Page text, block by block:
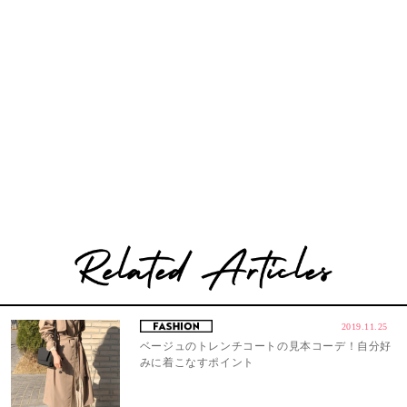
2019.11.25
ベージュのトレンチコートの見本コーデ！自分好
みに着こなすポイント